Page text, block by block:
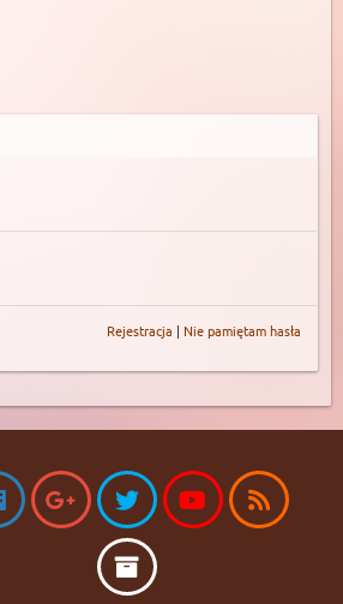
Rejestracja | Nie pamiętam hasła